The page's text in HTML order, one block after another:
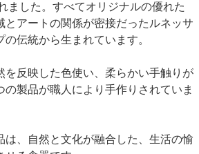
ました。 すべてオリジナルの優れた
とアートの関係が密接だったルネッサ
伝統から生まれています。
を反映した色使い、柔らかい手触りが
の製品が職人により手作りされていま
は、自然と文化が融合した、生活の愉